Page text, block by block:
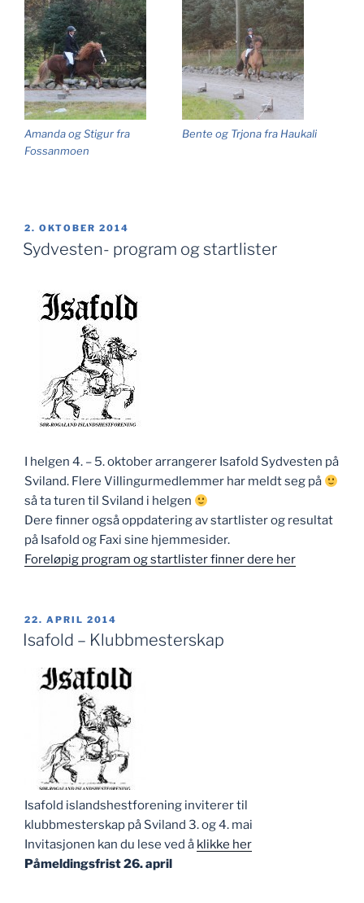
Amanda og Stigur fra
Fossanmoen
Bente og Trjona fra Haukali
PUBLISERT
2. OKTOBER 2014
Sydvesten- program og startlister
I helgen 4. – 5. oktober arrangerer Isafold Sydvesten på
Sviland. Flere Villingurmedlemmer har meldt seg på
så ta turen til Sviland i helgen
Dere finner også oppdatering av startlister og resultat
på Isafold og Faxi sine hjemmesider.
Foreløpig program og startlister finner dere her
PUBLISERT
22. APRIL 2014
Isafold – Klubbmesterskap
Isafold islandshestforening inviterer til
klubbmesterskap på Sviland 3. og 4. mai
Invitasjonen kan du lese ved å klikke her
Påmeldingsfrist 26. april